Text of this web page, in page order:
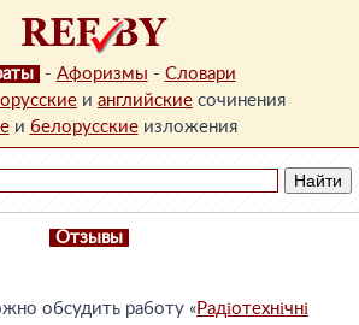
- Афоризмы - Словари
и английские сочинения
и белорусскиеизложения
Отзывы
обсудить работу «Радіотехнічні